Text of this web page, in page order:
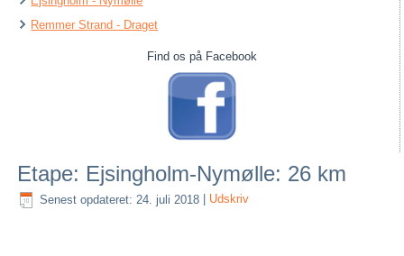
Remmer Strand - Draget
Find os på Facebook
Etape: Ejsingholm-Nymølle: 26 km
Senest opdateret: 24. juli 2018 Udskriv